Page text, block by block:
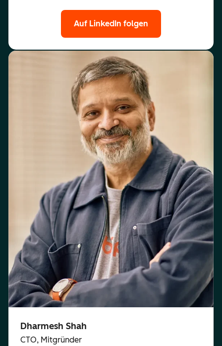
Auf LinkedIn folgen
Dharmesh Shah
CTO, Mitgründer